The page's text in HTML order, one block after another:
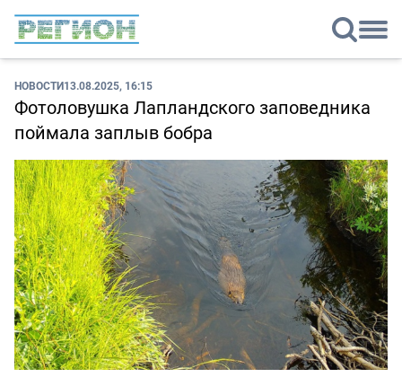
НОВОСТИ13.08.2025, 16:15
Фотоловушка Лапландского заповедника
поймала заплыв бобра